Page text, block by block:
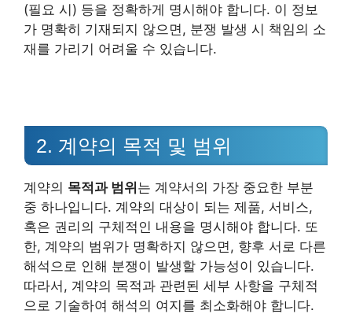
(필요 시) 등을 정확하게 명시해야 합니다. 이 정보
가 명확히 기재되지 않으면, 분쟁 발생 시 책임의 소
재를 가리기 어려울 수 있습니다.
2. 계약의 목적 및 범위
계약의 목적과 범위 는 계약서의 가장 중요한 부분
중 하나입니다. 계약의 대상이 되는 제품, 서비스,
혹은 권리의 구체적인 내용을 명시해야 합니다. 또
한, 계약의 범위가 명확하지 않으면, 향후 서로 다른
해석으로 인해 분쟁이 발생할 가능성이 있습니다.
따라서, 계약의 목적과 관련된 세부 사항을 구체적
으로 기술하여 해석의 여지를 최소화해야 합니다.